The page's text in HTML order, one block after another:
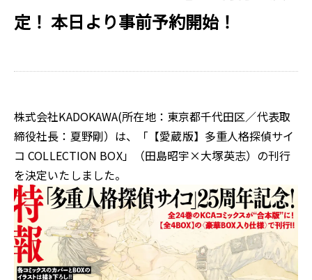
定！ 本日より事前予約開始！
株式会社KADOKAWA(所在地：東京都千代田区／代表取
締役社長：夏野剛）は、「【愛蔵版】多重人格探偵サイ
コ COLLECTION BOX」（田島昭宇×大塚英志）の刊行
を決定いたしました。